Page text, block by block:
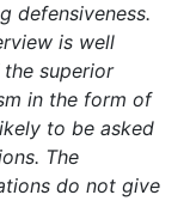
defensiveness.
is well
superior
in the form of
to be asked
The
do not give